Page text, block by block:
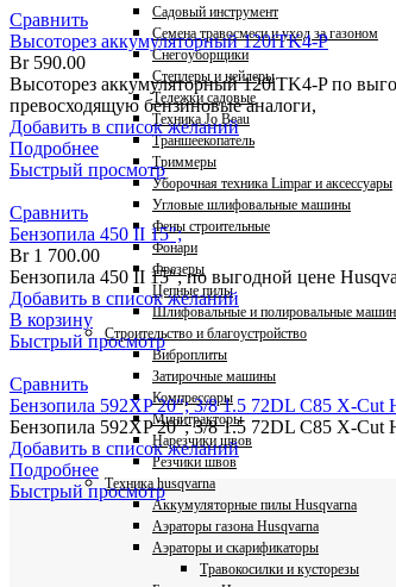
Садовый инструмент
Семена травосмеси и уход за газоном
Снегоуборщики
Степлеры и нейлеры
Тележки садовые
Техника Jo Beau
Траншеекопатель
Триммеры
Уборочная техника Limpar и аксессуары
Угловые шлифовальные машины
Фены строительные
Фонари
Фрезеры
Цепные пилы
Шлифовальные и полировальные
Строительство и благоустройство
Виброплиты
Затирочные машины
Компрессоры
Минитракторы
Нарезчики швов
Резчики швов
Техника husqvarna
Аккумуляторные пилы Husqvarna
Аэраторы газона Husqvarna
Аэраторы и скарификаторы
Травокосилки и кусторезы
Сравнить
Высоторез аккумуляторный 120iTK4-P
Br590.00
Высоторез аккумуляторный 120iTK4-P по
превосходящую бензиновые аналоги,
Добавить в список желаний
Подробнее
Быстрый просмотр
Сравнить
Бензопила 450 II 15″;
Br1 700.00
Бензопила 450 II 15″; по выгодной цене
Добавить в список желаний
В корзину
Быстрый просмотр
Сравнить
Бензопила 592XP 20″; 3/8 1.5 72DL C85 X-Cut
Бензопила 592XP 20″; 3/8 1.5 72DL C85 X-
Добавить в список желаний
Подробнее
Быстрый просмотр